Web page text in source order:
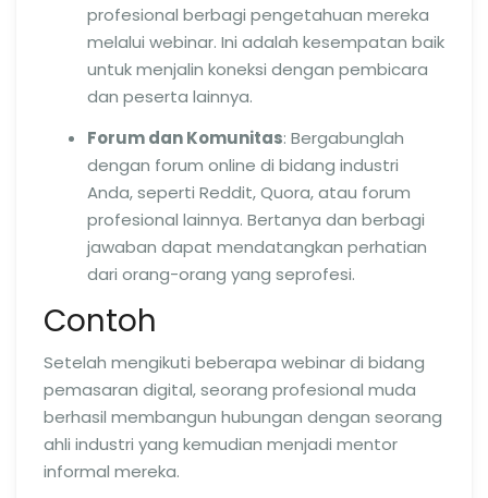
profesional berbagi pengetahuan mereka
melalui webinar. Ini adalah kesempatan baik
untuk menjalin koneksi dengan pembicara
dan peserta lainnya.
Forum dan Komunitas: Bergabunglah
dengan forum online di bidang industri
Anda, seperti Reddit, Quora, atau forum
profesional lainnya. Bertanya dan berbagi
jawaban dapat mendatangkan perhatian
dari orang-orang yang seprofesi.
Contoh
Setelah mengikuti beberapa webinar di bidang
pemasaran digital, seorang profesional muda
berhasil membangun hubungan dengan seorang
ahli industri yang kemudian menjadi mentor
informal mereka.